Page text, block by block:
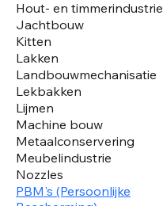
Hout- en timmerindustrie
Jachtbouw
Kitten
Lakken
Landbouwmechanisatie
Lekbakken
Lijmen
Machine bouw
Metaalconservering
Meubelindustrie
Nozzles
PBM's (Persoonlijke